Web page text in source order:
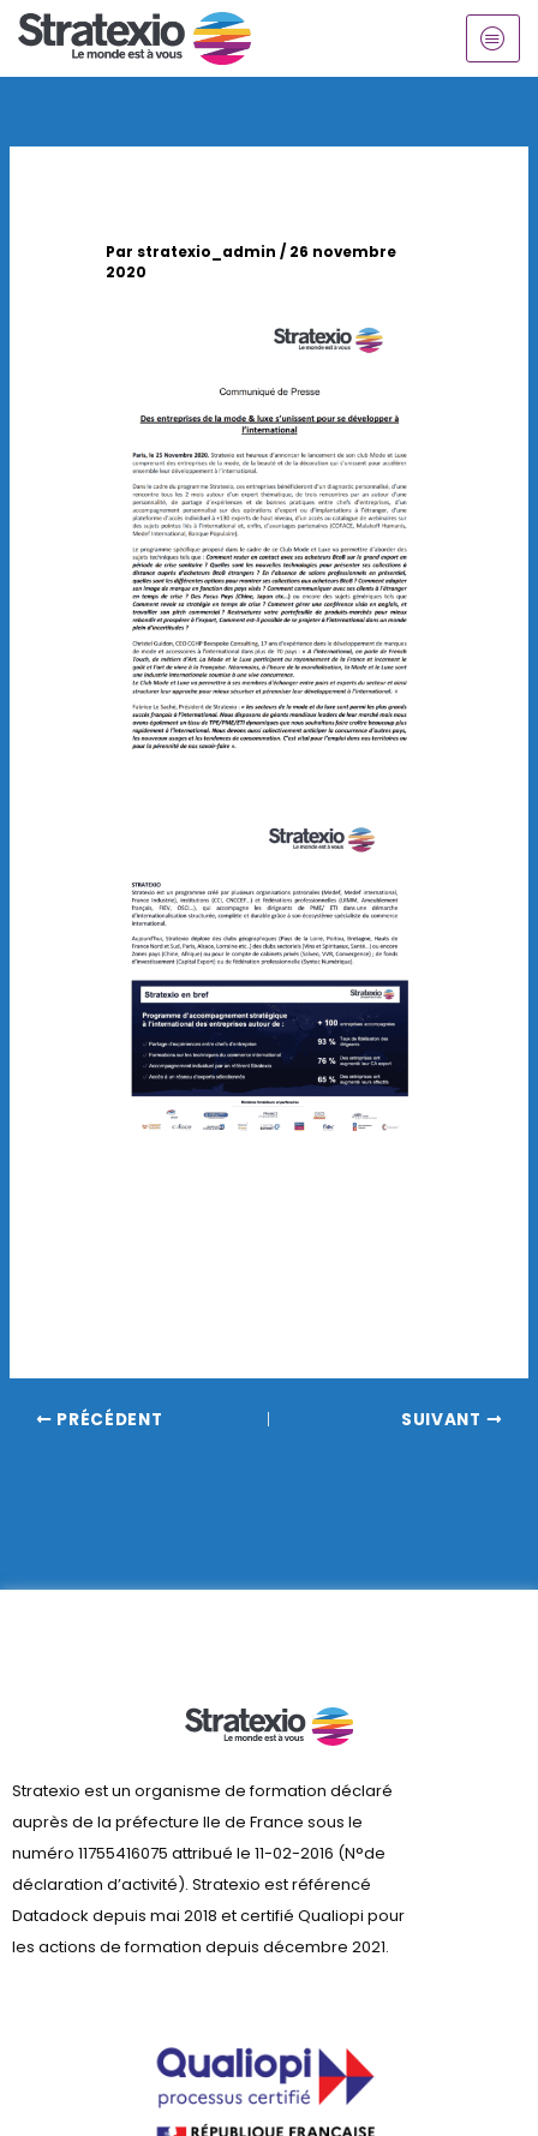
Aller
au
contenu
Par stratexio_admin / 26 novembre
2020
PRÉCÉDENT SUIVANT
Stratexio est un organisme de formation déclaré
auprès de la préfecture lle de France sous le
numéro 11755416075 attribué le 11-02-2016 (N°de
déclaration d’activité). Stratexio est référencé
Datadock depuis mai 2018 et certifié Qualiopi pour
les actions de formation depuis décembre 2021.